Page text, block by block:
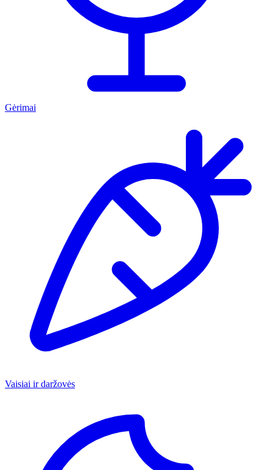
Gėrimai
Vaisiai ir daržovės